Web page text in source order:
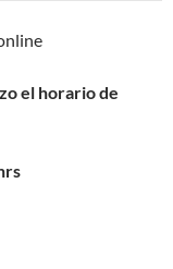
el horario de